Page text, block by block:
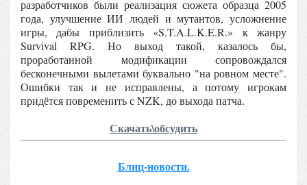
разработчиков были реализация сюжета образца 2005
года, улучшение ИИ людей и мутантов, усложнение
игры, дабы приблизить «S.T.A.L.K.E.R.» к жанру
Survival RPG. Но выход такой, казалось бы,
проработанной модификации сопровождался
бесконечными вылетами буквально "на ровном месте".
Ошибки так и не исправлены, а потому игрокам
придётся повременить с NZK, до выхода патча.
Скачать\обсудить
Блиц-новости.